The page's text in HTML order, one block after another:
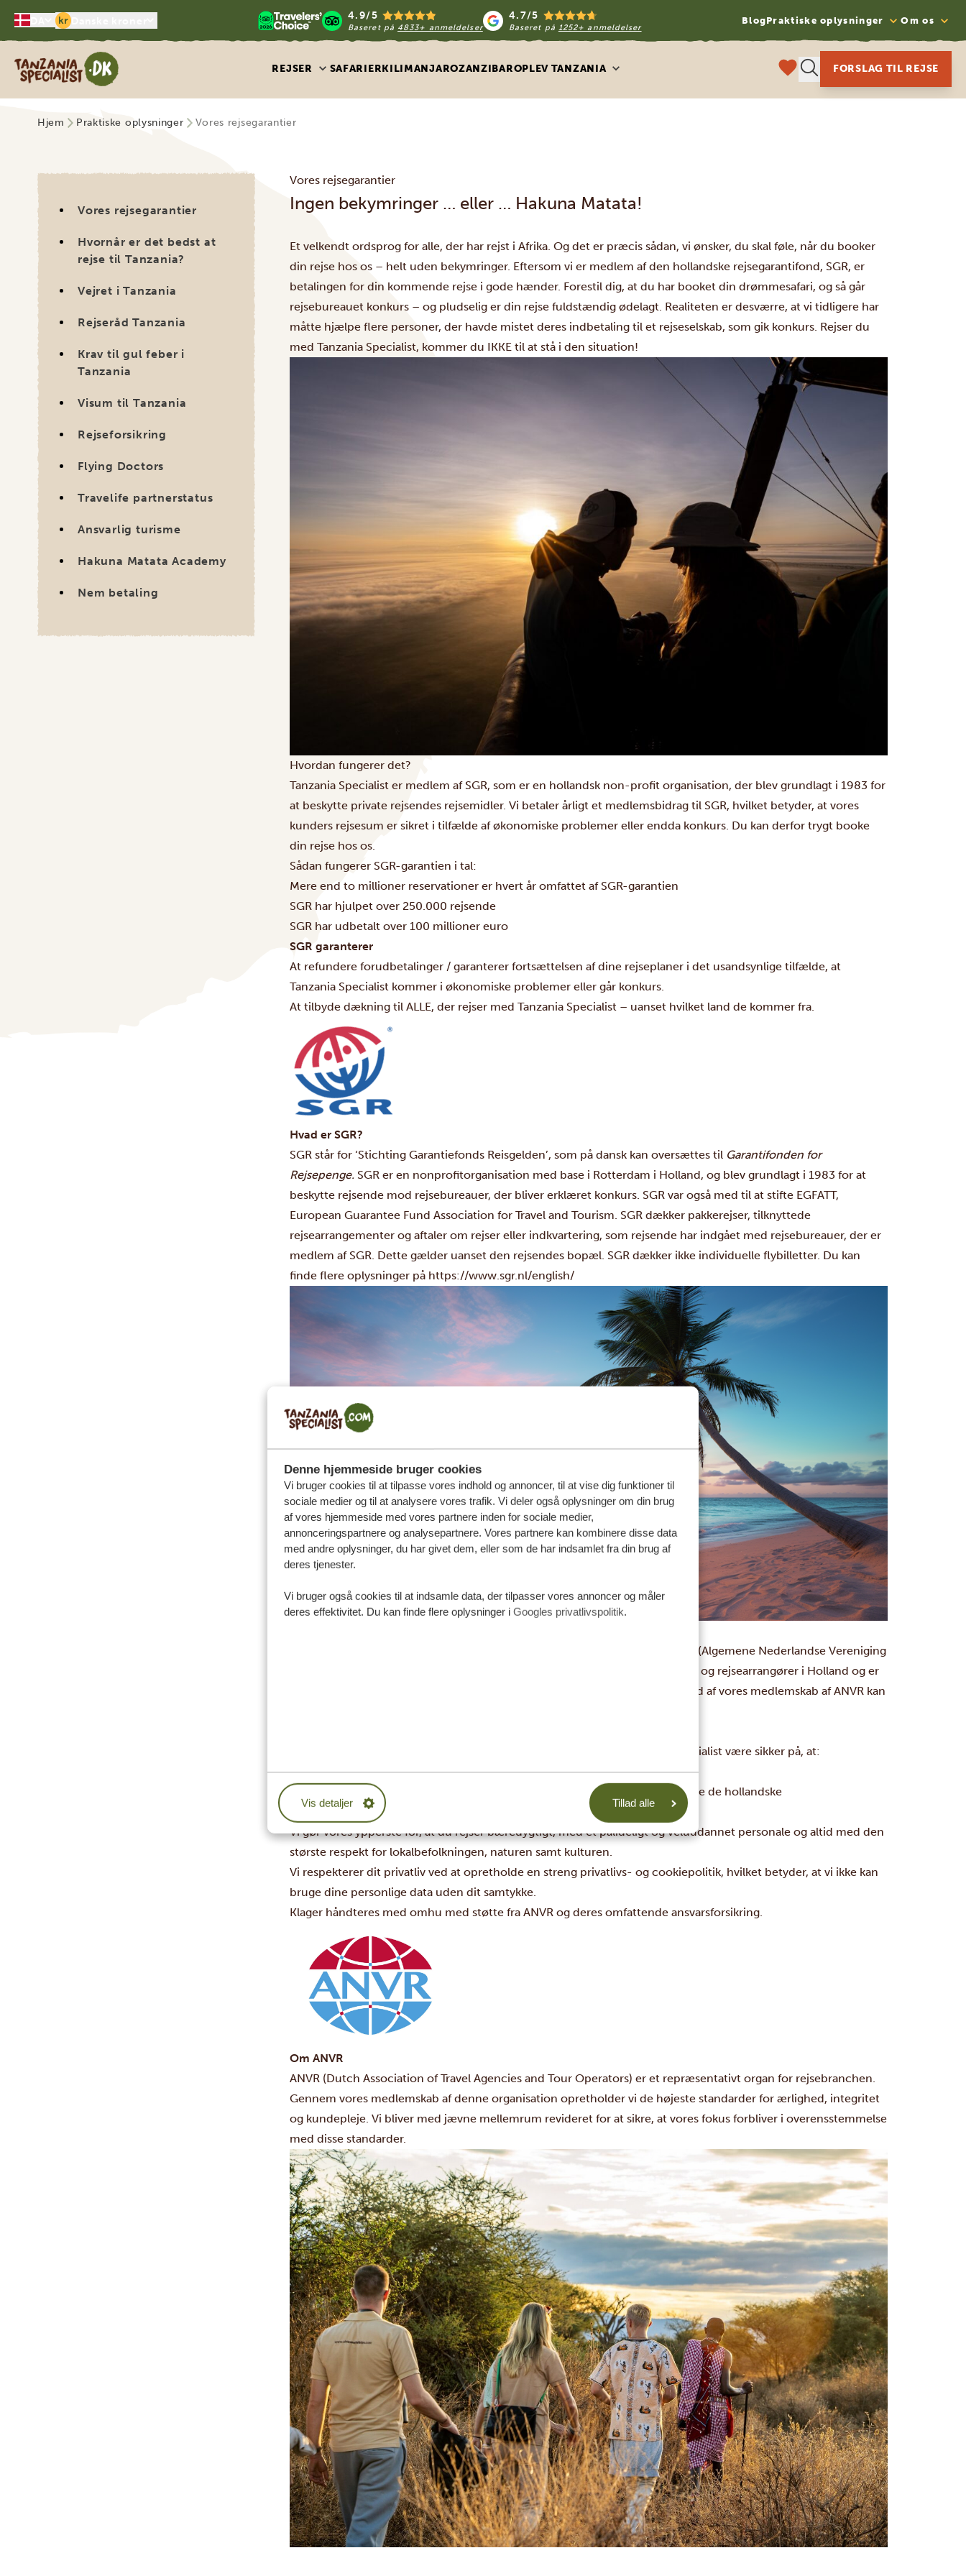
Denne hjemmeside bruger cookies
Vi bruger cookies til at tilpasse vores indhold og annoncer, til at vise dig funktioner til
sociale medier og til at analysere vores trafik. Vi deler også oplysninger om din brug
af vores hjemmeside med vores partnere inden for sociale medier,
annonceringspartnere og analysepartnere. Vores partnere kan kombinere disse data
med andre oplysninger, du har givet dem, eller som de har indsamlet fra din brug af
deres tjenester.
Vi bruger også cookies til at indsamle data, der tilpasser vores annoncer og måler
deres effektivitet. Du kan finde flere oplysninger i Googles privatlivspolitik.
Vis detaljer Tillad alle
kr 4.9/5
Baseret på 4833+ anmeldelser
4.7/5
Baseret på 1252+ anmeldelser
BlogPraktiske oplysninger Om os
Tanzania Specialist
REJSER SAFARIERKILIMANJAROZANZIBAROPLEV TANZANIA FORSLAG TIL REJSE
Hjem Praktiske oplysninger Vores rejsegarantier
Vores rejsegarantier
Hvornår er det bedst at
rejse til Tanzania?
Vejret i Tanzania
Rejseråd Tanzania
Krav til gul feber i
Tanzania
Visum til Tanzania
Rejseforsikring
Flying Doctors
Travelife partnerstatus
Ansvarlig turisme
Hakuna Matata Academy
Nem betaling
Vores rejsegarantier
Ingen bekymringer … eller … Hakuna Matata!
Et velkendt ordsprog for alle, der har rejst i Afrika. Og det er præcis sådan, vi ønsker, du skal føle, når du booker
din rejse hos os – helt uden bekymringer. Eftersom vi er medlem af den hollandske rejsegarantifond, SGR, er
betalingen for din kommende rejse i gode hænder. Forestil dig, at du har booket din drømmesafari, og så går
rejsebureauet konkurs – og pludselig er din rejse fuldstændig ødelagt. Realiteten er desværre, at vi tidligere har
måtte hjælpe flere personer, der havde mistet deres indbetaling til et rejseselskab, som gik konkurs. Rejser du
med Tanzania Specialist, kommer du IKKE til at stå i den situation!
Hvordan fungerer det?
Tanzania Specialist er medlem af SGR, som er en hollandsk non-profit organisation, der blev grundlagt i 1983 for
at beskytte private rejsendes rejsemidler. Vi betaler årligt et medlemsbidrag til SGR, hvilket betyder, at vores
kunders rejsesum er sikret i tilfælde af økonomiske problemer eller endda konkurs. Du kan derfor trygt booke
din rejse hos os.
Sådan fungerer SGR-garantien i tal:
Mere end to millioner reservationer er hvert år omfattet af SGR-garantien
SGR har hjulpet over 250.000 rejsende
SGR har udbetalt over 100 millioner euro
SGR garanterer
At refundere forudbetalinger / garanterer fortsættelsen af dine rejseplaner i det usandsynlige tilfælde, at
Tanzania Specialist kommer i økonomiske problemer eller går konkurs.
At tilbyde dækning til ALLE, der rejser med Tanzania Specialist – uanset hvilket land de kommer fra.
Hvad er SGR?
SGR står for ‘Stichting Garantiefonds Reisgelden’, som på dansk kan oversættes til Garantifonden for
Rejsepenge. SGR er en nonprofitorganisation med base i Rotterdam i Holland, og blev grundlagt i 1983 for at
beskytte rejsende mod rejsebureauer, der bliver erklæret konkurs. SGR var også med til at stifte EGFATT,
European Guarantee Fund Association for Travel and Tourism. SGR dækker pakkerejser, tilknyttede
rejsearrangementer og aftaler om rejser eller indkvartering, som rejsende har indgået med rejsebureauer, der er
medlem af SGR. Dette gælder uanset den rejsendes bopæl. SGR dækker ikke individuelle flybilletter. Du kan
finde flere oplysninger på https://www.sgr.nl/english/
Ud over at være medlem af SGR er Tanzania Specialist også medlem af ANVR (Algemene Nederlandse Vereniging
van Reisondernemingen). ANVR er en brancheorganisation for rejsebureauer og rejsearrangører i Holland og er
med til at sikre, at vores tjenester lever op til en vis kvalitetsstandard. På grund af vores medlemskab af ANVR kan
Gennem vores medlemskab af ANVR kan du som rejsende hos Tanzania Specialist være sikker på, at:
Vi anvender pålidelige vilkår og betingelser.
Vi gør alt, hvad vi kan, for at prioritere din sikkerhed og dit helbred ved at følge de hollandske
sikkerhedsstandarder, så vidt det overhovedet er muligt.
Vi gør vores ypperste for, at du rejser bæredygtigt, med et pålideligt og veluddannet personale og altid med den
største respekt for lokalbefolkningen, naturen samt kulturen.
Vi respekterer dit privatliv ved at opretholde en streng privatlivs- og cookiepolitik, hvilket betyder, at vi ikke kan
bruge dine personlige data uden dit samtykke.
Klager håndteres med omhu med støtte fra ANVR og deres omfattende ansvarsforsikring.
Om ANVR
ANVR (Dutch Association of Travel Agencies and Tour Operators) er et repræsentativt organ for rejsebranchen.
Gennem vores medlemskab af denne organisation opretholder vi de højeste standarder for ærlighed, integritet
og kundepleje. Vi bliver med jævne mellemrum revideret for at sikre, at vores fokus forbliver i overensstemmelse
med disse standarder.